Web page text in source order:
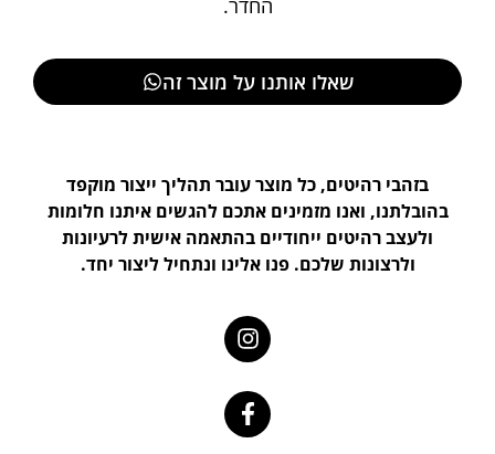
שאלו אותנו על מוצר זה
בזהבי רהיטים, כל מוצר עובר תהליך ייצור מוקפד
בהובלתנו, ואנו מזמינים אתכם להגשים איתנו חלומות
ולעצב רהיטים ייחודיים בהתאמה אישית לרעיונות
ולרצונות שלכם. פנו אלינו ונתחיל ליצור יחד.